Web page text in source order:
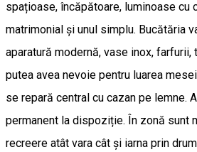
spațioase, încăpătoare, luminoase cu
matrimonial și unul simplu. Bucătăria
aparatură modernă, vase inox,
putea avea nevoie pentru luarea
se repară central cu cazan pe lemne.
permanent la dispoziție. În zonă sunt
recreere atât vara cât și iarna prin